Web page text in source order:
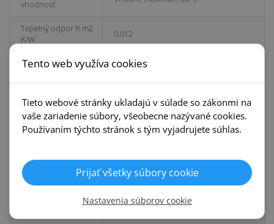
vhodnosť
Tepelný odpor R m2
K/W
0,012
Montáž Celoplošné lepenie
Protišmykový povrch DS/R10
Trieda záťaže 33/42
Spoj - typ NIE
Priznaná drážka - typ 4V
Farebný odtieň Tmavý
Dub
Tento web využíva cookies
Tieto webové stránky ukladajú v súlade so zákonmi na
vaše zariadenie súbory, všeobecne nazývané cookies.
Používaním týchto stránok s tým vyjadrujete súhlas.
Prijať všetky súbory cookie
Nastavenia súborov cookie